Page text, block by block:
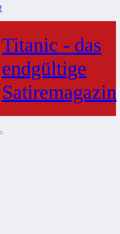
Titanic - das
endgültige
Satiremagazin